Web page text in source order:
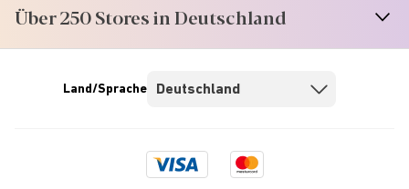
Über 250 Stores in Deutschland
Visa
logo
Mastercard
logo
Land/Sprache